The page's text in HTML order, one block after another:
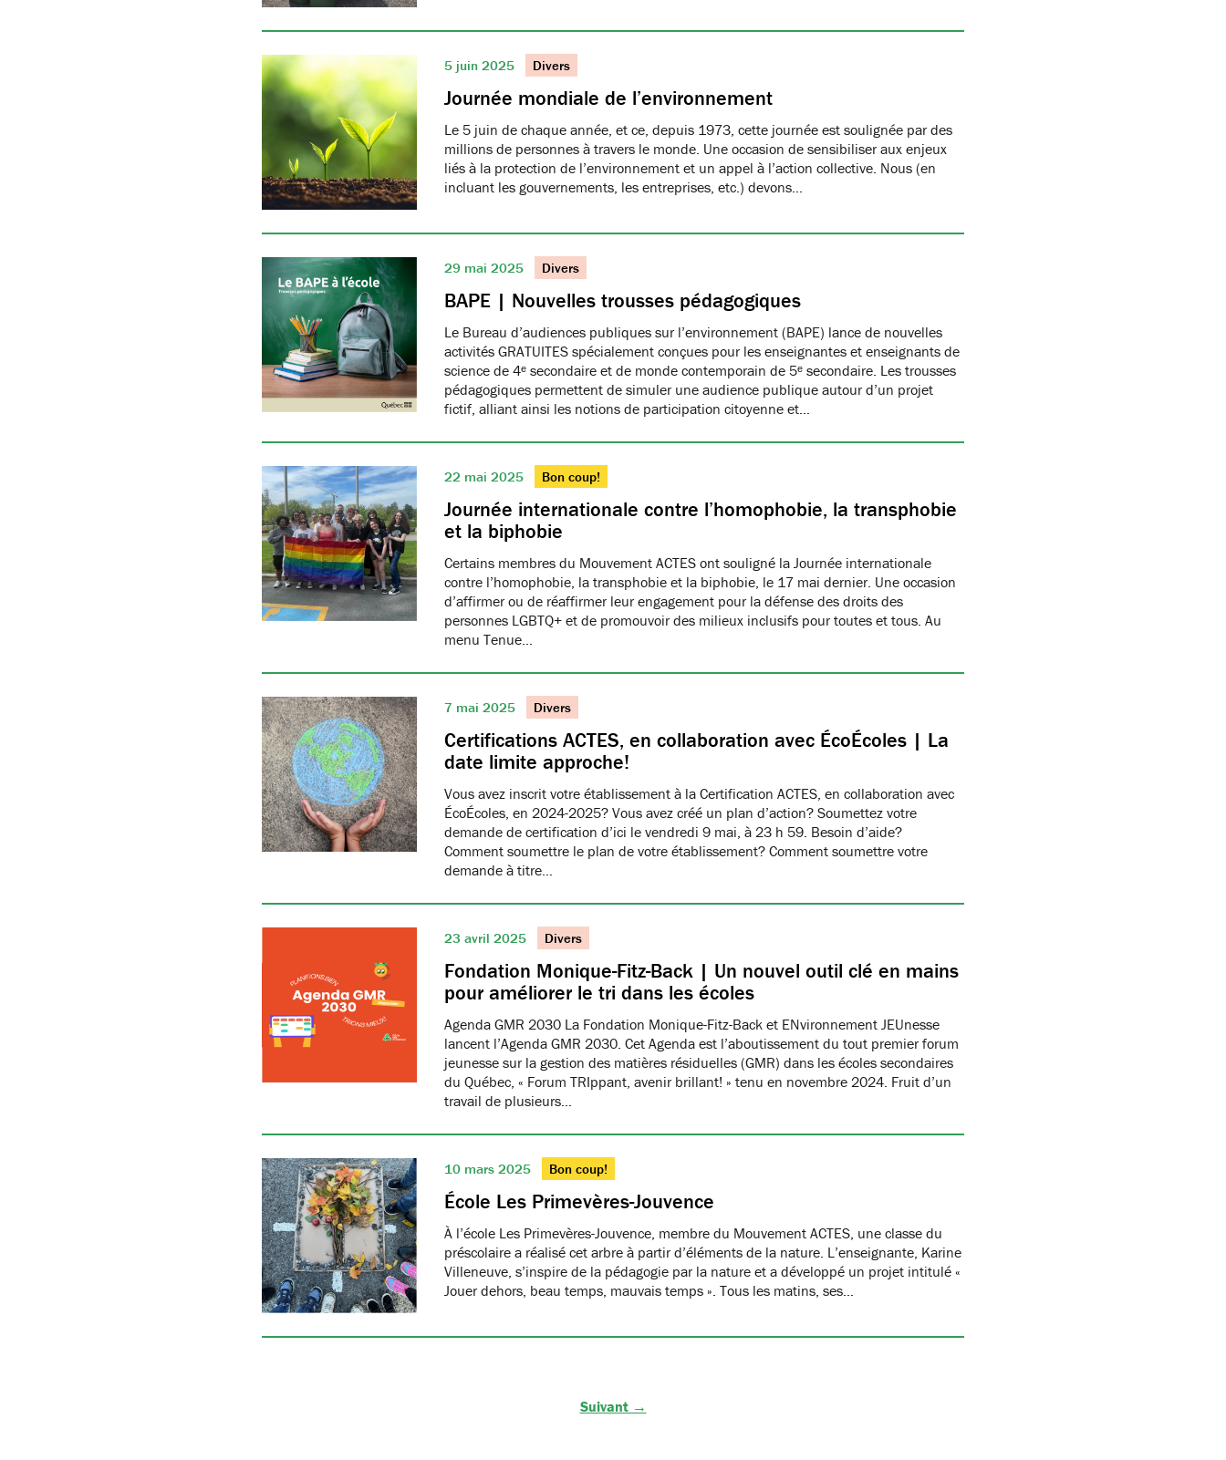
5 juin 2025 Divers
Journée mondiale de l’environnement
Le 5 juin de chaque année, et ce, depuis 1973, cette journée est soulignée par des
millions de personnes à travers le monde. Une occasion de sensibiliser aux enjeux
liés à la protection de l’environnement et un appel à l’action collective. Nous (en
incluant les gouvernements, les entreprises, etc.) devons…
29 mai 2025 Divers
BAPE | Nouvelles trousses pédagogiques
Le Bureau d’audiences publiques sur l’environnement (BAPE) lance de nouvelles
activités GRATUITES spécialement conçues pour les enseignantes et enseignants de
science de 4ᵉ secondaire et de monde contemporain de 5ᵉ secondaire. Les trousses
pédagogiques permettent de simuler une audience publique autour d’un projet
fictif, alliant ainsi les notions de participation citoyenne et…
22 mai 2025 Bon coup!
Journée internationale contre l’homophobie, la transphobie
et la biphobie
Certains membres du Mouvement ACTES ont souligné la Journée internationale
contre l’homophobie, la transphobie et la biphobie, le 17 mai dernier. Une occasion
d’affirmer ou de réaffirmer leur engagement pour la défense des droits des
personnes LGBTQ+ et de promouvoir des milieux inclusifs pour toutes et tous. Au
menu Tenue…
7 mai 2025 Divers
Certifications ACTES, en collaboration avec ÉcoÉcoles | La
date limite approche!
Vous avez inscrit votre établissement à la Certification ACTES, en collaboration avec
ÉcoÉcoles, en 2024-2025? Vous avez créé un plan d’action? Soumettez votre
demande de certification d’ici le vendredi 9 mai, à 23 h 59. Besoin d’aide?
Comment soumettre le plan de votre établissement? Comment soumettre votre
demande à titre…
23 avril 2025 Divers
Fondation Monique-Fitz-Back | Un nouvel outil clé en mains
pour améliorer le tri dans les écoles
Agenda GMR 2030 La Fondation Monique-Fitz-Back et ENvironnement JEUnesse
lancent l’Agenda GMR 2030. Cet Agenda est l’aboutissement du tout premier forum
jeunesse sur la gestion des matières résiduelles (GMR) dans les écoles secondaires
du Québec, « Forum TRIppant, avenir brillant! » tenu en novembre 2024. Fruit d’un
travail de plusieurs…
10 mars 2025 Bon coup!
École Les Primevères-Jouvence
À l’école Les Primevères-Jouvence, membre du Mouvement ACTES, une classe du
préscolaire a réalisé cet arbre à partir d’éléments de la nature. L’enseignante, Karine
Villeneuve, s’inspire de la pédagogie par la nature et a développé un projet intitulé «
Jouer dehors, beau temps, mauvais temps ». Tous les matins, ses…
Suivant →